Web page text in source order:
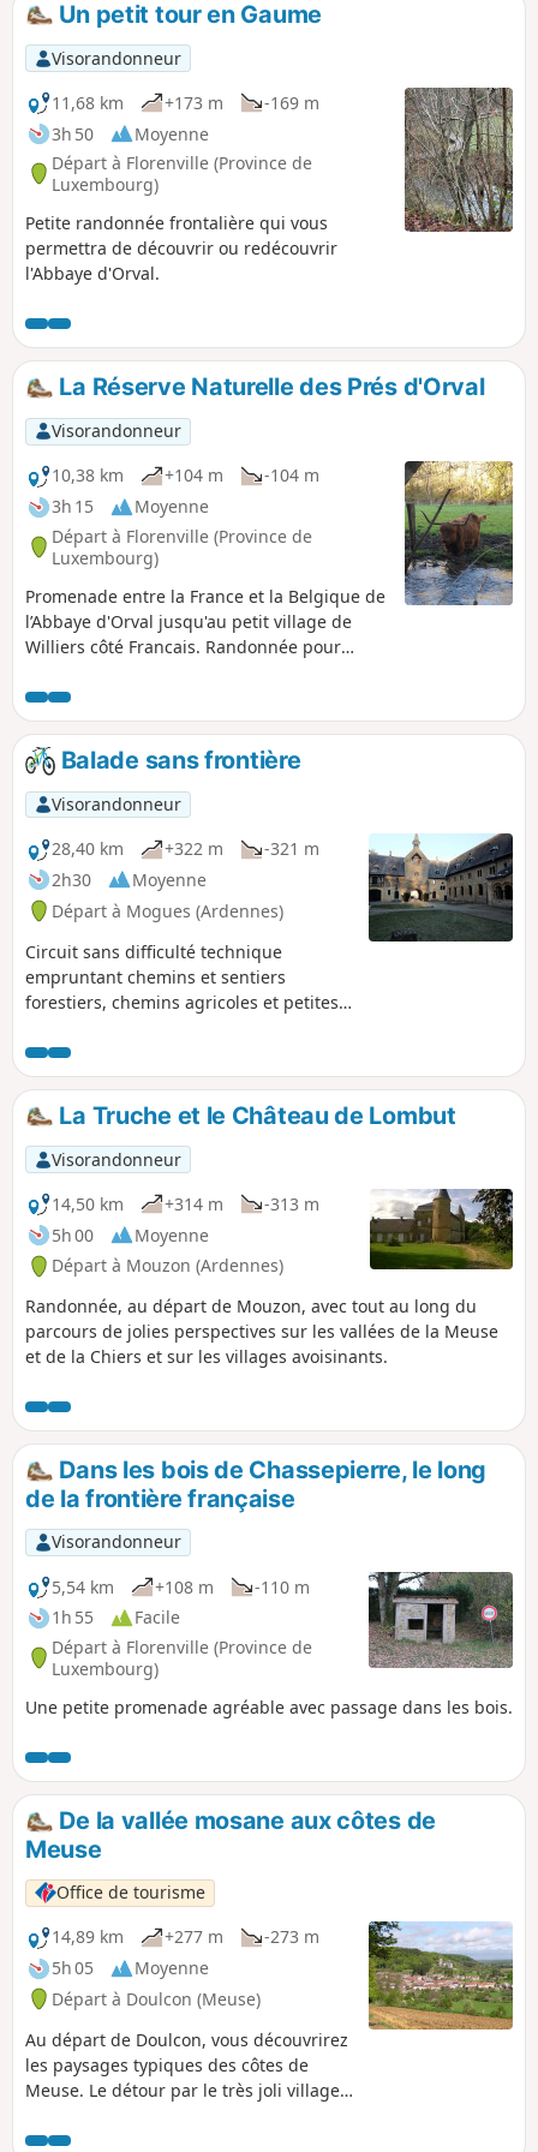
Un petit tour en Gaume
Visorandonneur
11,68 km
+173 m
-169 m
3h 50
Moyenne
Départ à Florenville (Province de
Luxembourg)
Petite randonnée frontalière qui vous
permettra de découvrir ou redécouvrir
l'Abbaye d'Orval.
La Réserve Naturelle des Prés d'Orval
Visorandonneur
10,38 km
+104 m
-104 m
3h 15
Moyenne
Départ à Florenville (Province de
Luxembourg)
Promenade entre la France et la Belgique de
l’Abbaye d'Orval jusqu'au petit village de
Williers côté Francais. Randonnée pour
forestiers et avoir comme guide les
murmures d'un ruisseau. Partir à la
rencontre d'un troupeau de vaches Highland
mais aussi, plus atypique, observer des
traces de vestiges gallo-romains.
Balade sans frontière
Visorandonneur
28,40 km
+322 m
-321 m
2h30
Moyenne
Départ à Mogues (Ardennes)
Circuit sans difficulté technique
empruntant chemins et sentiers
forestiers, chemins agricoles et petites
transfrontaliers se succèdent
discrètement. Vous traverserez des
petits villages typiques, vous longerez
des ruisseaux sympathiques et vous
approcherez l'Abbaye d'Orval. Ne
manquez pas d'y faire un petit détour
pendant ou après la balade.
La Truche et le Château de Lombut
Visorandonneur
14,50 km
+314 m
-313 m
5h 00
Moyenne
Départ à Mouzon (Ardennes)
Randonnée, au départ de Mouzon, avec tout au long du
parcours de jolies perspectives sur les vallées de la Meuse
et de la Chiers et sur les villages avoisinants.
Dans les bois de Chassepierre, le long
de la frontière française
Visorandonneur
5,54 km
+108 m
-110 m
1h 55
Facile
Départ à Florenville (Province de
Luxembourg)
Une petite promenade agréable avec passage dans les bois.
De la vallée mosane aux côtes de
Meuse
Office de tourisme
14,89 km
+277 m
-273 m
5h 05
Moyenne
Départ à Doulcon (Meuse)
Au départ de Doulcon, vous découvrirez
les paysages typiques des côtes de
Meuse. Le détour par le très joli village
belles surprises architecturales ! Vous